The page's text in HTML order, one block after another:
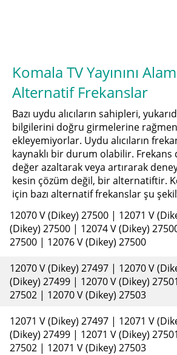
Komala TV Yayınını
Alternatif Frekanslar
Bazı uydu alıcıların sahipleri,
bilgilerini doğru girmelerine rağmen
ekleyemiyorlar. Uydu alıcıların
kaynaklı bir durum olabilir.
değer azaltarak veya artırarak
kesin çözüm değil, bir alternatiftir.
için bazı alternatif frekanslar şu
12070 V (Dikey) 27500 | 12071 V
(Dikey) 27500 | 12074 V (Dikey)
27500 | 12076 V (Dikey) 27500
12070 V (Dikey) 27497 | 12070 V
(Dikey) 27499 | 12070 V (Dikey)
27502 | 12070 V (Dikey) 27503
12071 V (Dikey) 27497 | 12071 V
(Dikey) 27499 | 12071 V (Dikey)
27502 | 12071 V (Dikey) 27503